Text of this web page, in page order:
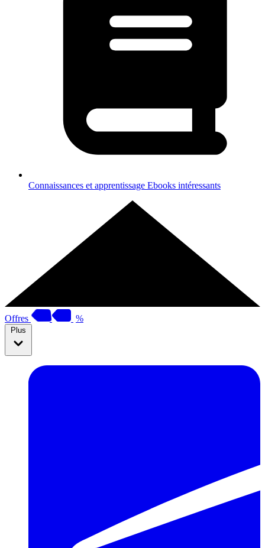
Connaissances et apprentissage Ebooks intéressants
Offres %
Plus